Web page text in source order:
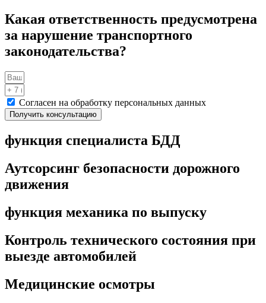
Какая ответственность предусмотрена
за нарушение транспортного
законодательства?
Согласен на обработку персональных данных
Получить консультацию
функция специалиста БДД
Аутсорсинг безопасности дорожного
движения
функция механика по выпуску
Контроль технического состояния при
выезде автомобилей
Медицинские осмотры